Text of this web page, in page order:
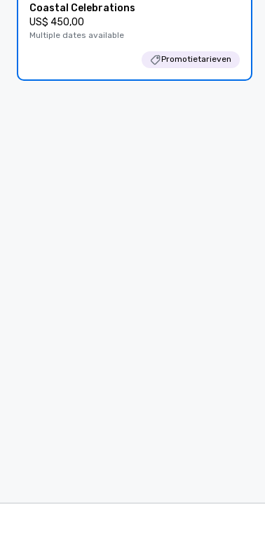
Coastal Celebrations
US$ 450,00
Multiple dates available
Promotietarieven